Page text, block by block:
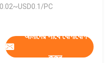
PC
আমাদের সাথে যোগাযোগ
করুন